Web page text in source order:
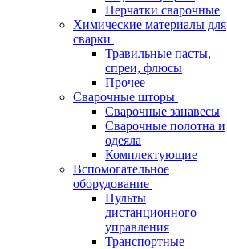
Перчатки сварочные
Химические материалы для
сварки
Травильные пасты,
спреи, флюсы
Прочее
Сварочные шторы
Сварочные занавесы
Сварочные полотна и
одеяла
Комплектующие
Вспомогательное
оборудование
Пульты
дистанционного
управления
Транспортные